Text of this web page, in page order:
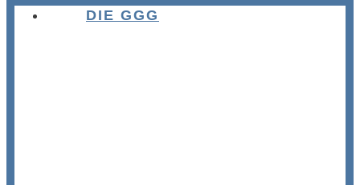
DIE GGG